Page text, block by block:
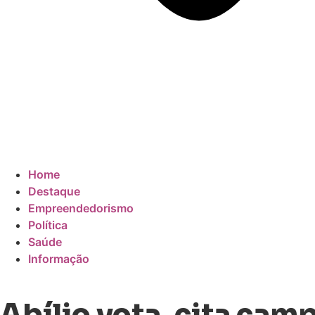
Home
Destaque
Empreendedorismo
Política
Saúde
Informação